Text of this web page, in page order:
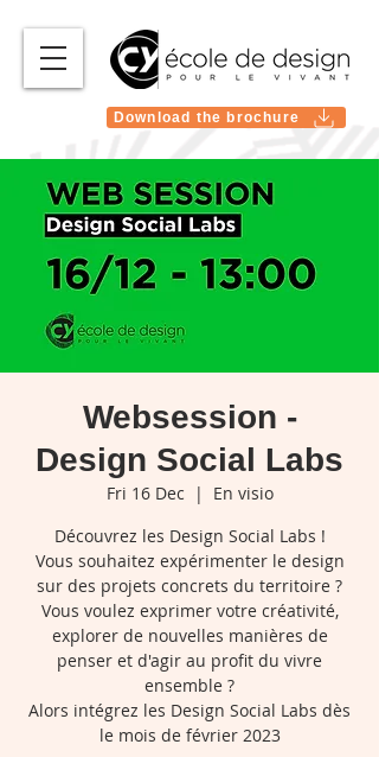
Download the brochure
Websession -
Design Social Labs
Fri 16 Dec
  |
En visio
Découvrez les Design Social Labs !
Vous souhaitez expérimenter le design
sur des projets concrets du territoire ?
Vous voulez exprimer votre créativité,
explorer de nouvelles manières de
penser et d'agir au profit du vivre
ensemble ?
Alors intégrez les Design Social Labs dès
le mois de février 2023